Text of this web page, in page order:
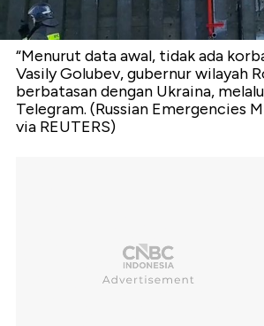
“Menurut data awal, tidak ada
Vasily Golubev, gubernur wilayah
berbatasan dengan Ukraina,
Telegram. (Russian Emergencies
via REUTERS)